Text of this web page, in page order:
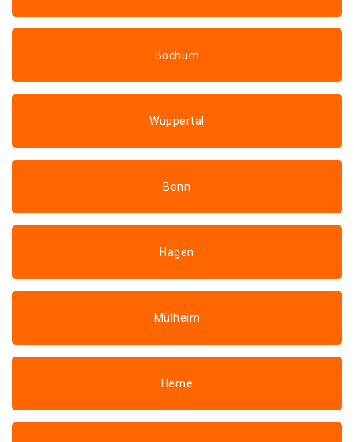
Bochum
Wuppertal
Bonn
Hagen
Mülheim
Herne